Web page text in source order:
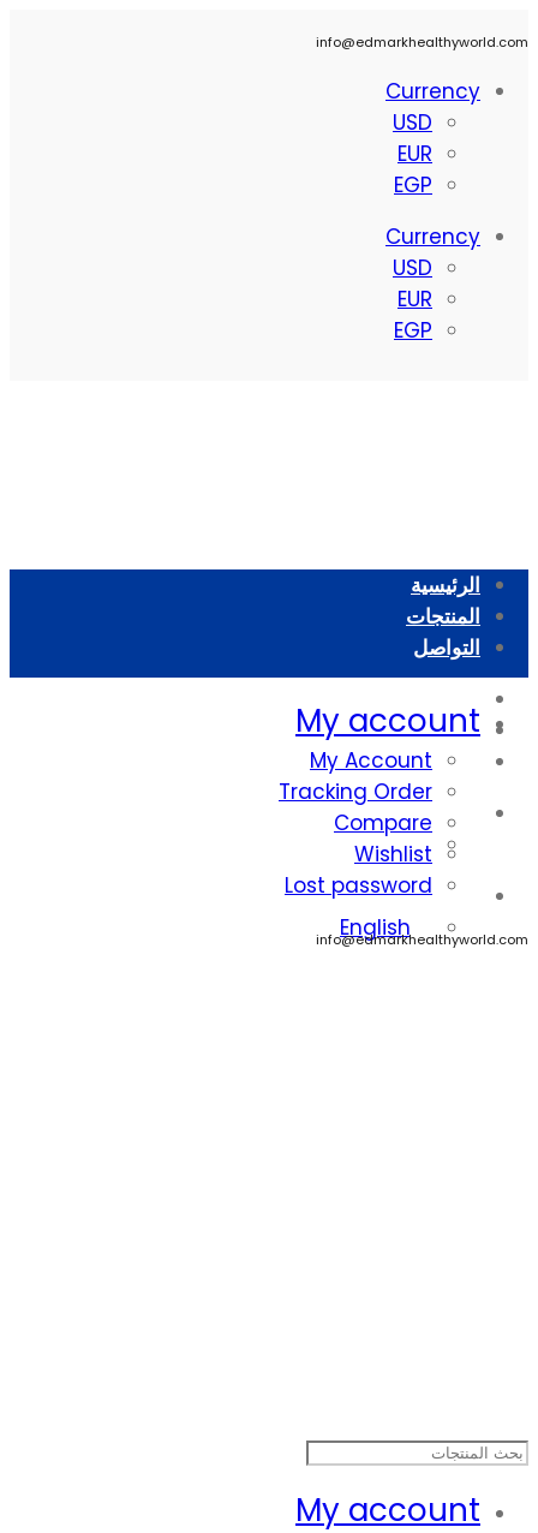
info@edmarkhealthyworld.com
Currency
USD
EUR
EGP
Currency
USD
EUR
EGP
My account
الرئيسية
المنتجات
التواصل
المنتجات
التواصل
العربية
English
العربية
English
My account
My Account
Tracking Order
Compare
Wishlist
Lost password
info@edmarkhealthyworld.com